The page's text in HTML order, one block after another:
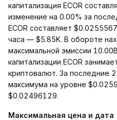
капитализация ECOR
изменение на 0.00% за
ECOR составляет
часа — $5.85K. В обороте
максимальной эмиссии
капитализации ECOR
криптовалют. За последние
максимума на уровне
$0.02496129.
Максимальная цена и дата